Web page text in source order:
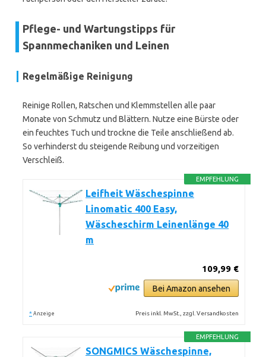
Pflege- und Wartungstipps für
Spannmechaniken und Leinen
Regelmäßige Reinigung
Reinige Rollen, Ratschen und Klemmstellen alle paar
Monate von Schmutz und Blättern. Nutze eine Bürste oder
ein feuchtes Tuch und trockne die Teile anschließend ab.
So verhinderst du steigende Reibung und vorzeitigen
Verschleiß.
EMPFEHLUNG
Leifheit Wäschespinne
Linomatic 400 Easy,
Wäscheschirm Leinenlänge 40
m
109,99 €
Bei Amazon ansehen
* Anzeige Preis inkl. MwSt., zzgl. Versandkosten
EMPFEHLUNG
SONGMICS Wäschespinne,